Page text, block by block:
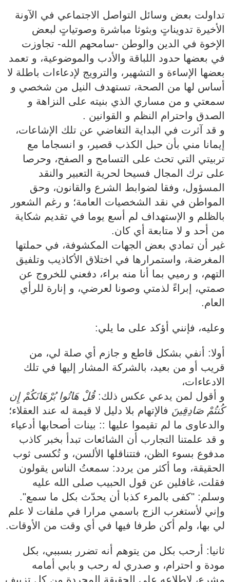
‏‎تداولت بعض وسائل التواصل الاجتماعي في الآونة
الأخيرة تدويناتٍ وبثوثا مباشرة وصوتياتٍ لبعض
الإخوة في الدين والوطن -سامحهم الله- تجاوزت
في بعضها حدود اللباقة والأدب والموضوعية، و تعمد
بعضها الإساءة و التشهير، والترويج لإدعاءات باطلة لا
أساس لها من الصحة، تستهدف النيل من شخصي و
سمعتي و من مساري الذي بنيته على النزاهة و
الصدق واحترام النظم و القوانين .
‏‎و قد آثرت في البداية التغاضي عن تلك الإشاعات،
إيمانا مني بأن حبل الكذب قصير، و انسجاما مع
تربيتي التي تحث على التسامح و الصفح، وحرصا
على ترك المجال فسيحا لحرية التعبير والنقد
المسؤول، وفقا لضوابط الشرع والقانون، وحق
المواطن في نقد الشخصيات العامة؛ و رغم الشعور
بالظلم و الإستهداف لم أسع يوما في تقديم شكاية
من أحد و لا متابعة أي كان.
‏‎غير أن تمادي بعض الجهات المكشوفة، في حملتها
المغرضة، واستمرارها في اختلاق الأكاذيب وتلفيق
التهم، و رميي بما أنا منه براء، دفعني للخروج عن
صمتي، إبراءً لذمتي وصونا لعرضي، و إنارة للرأي
العام.
‏‎أولا: أنفي بشكل قاطع و جازم أي صلة لي، من
قريب أو من بعيد، بالشركة المشار إليها في تلك
الادعاءات،
قُلْ هَاتُوا بُرْهَانَكُمْ إِن
كُنتُمْ صَادِقِينَ فالإتهام بلا دليل لا قيمة له عند العقلاء؛
‏‎و قد علمتنا التجارب أن الشائعات تبدأ بخبر كاذب
مدفوع بسوء الظن، فتتناقلها الألسن، و تُكسى ثوب
الحقيقة، وما أكثر من يردد: سمعتُ الناس يقولون
فقلت، غافلين عن قول الحبيب صلى الله عليه
وسلم: "كفى بالمرء كذبا أن يحدّث بكل ما سمع".
‏‎وإني لأستغرب الزج باسمي مرارا في ملفات لا علم
لي بها، ولم أكن طرفا فيها في أي وقت من الأوقات.
‏‎ثانيا: أرحب بكل من يتوهم أنه تضرر بسببي، بكل
مودة و احترام، و صدري له رحب و بابي أمامه
مشرع، لإطلاعه على الحقيقة المجردة من كل تزييف